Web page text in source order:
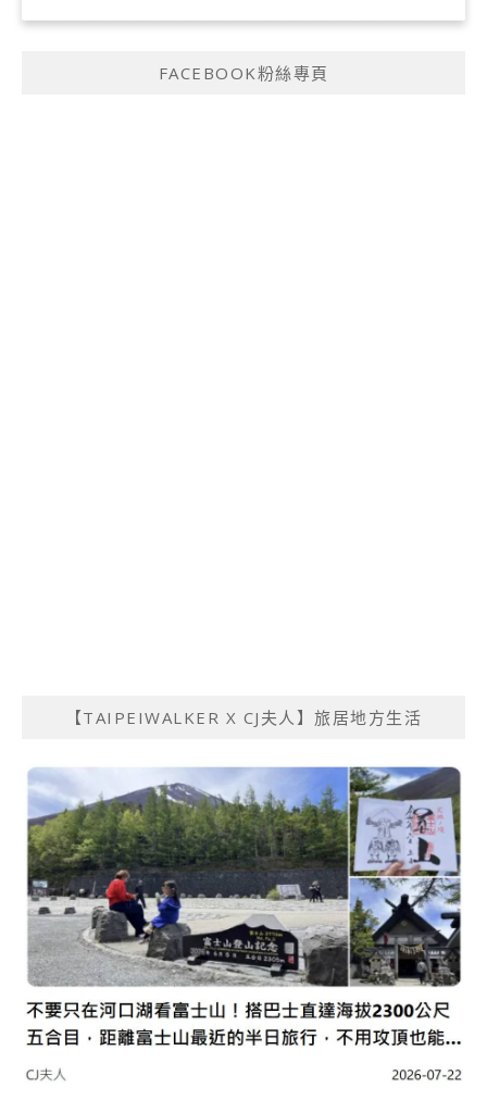
FACEBOOK粉絲專頁
【TAIPEIWALKER X CJ夫人】旅居地方生活